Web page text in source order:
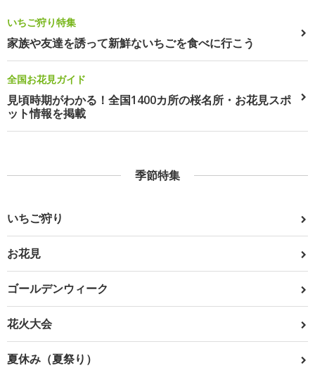
いちご狩り特集
家族や友達を誘って新鮮ないちごを食べに行こう
全国お花見ガイド
見頃時期がわかる！全国1400カ所の桜名所・お花見スポ
ット情報を掲載
季節特集
いちご狩り
お花見
ゴールデンウィーク
花火大会
夏休み（夏祭り）